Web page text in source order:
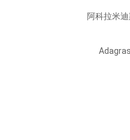
阿科拉米